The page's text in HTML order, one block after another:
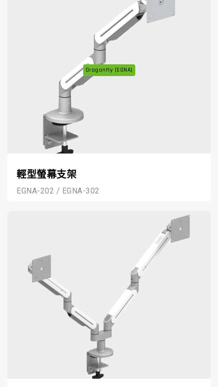
Dragonfly (EGNA)
輕型螢幕支架
EGNA-202 / EGNA-302